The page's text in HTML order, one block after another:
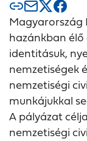
Magyarország
hazánkban
identitásuk,
nemzetiségek
nemzetiségi
munkájukkal
A pályázat
nemzetiségi